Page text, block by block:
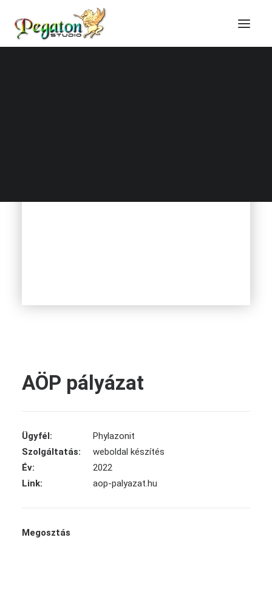
AÖP pályázat
AÖP pályázat
Ügyfél:
Phylazonit
Szolgáltatás:
weboldal készítés
Év:
2022
Link:
aop-palyazat.hu
Megosztás